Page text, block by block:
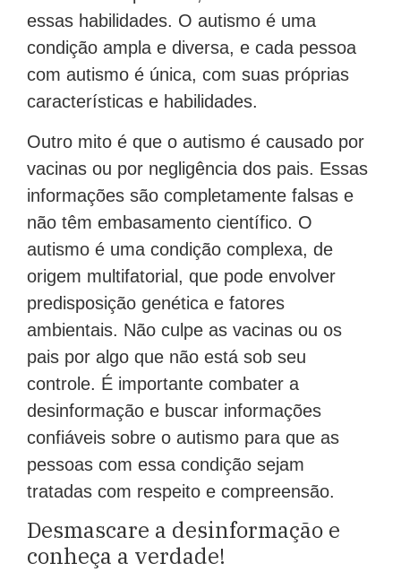
essas habilidades. O autismo é uma
condição ampla e diversa, e cada pessoa
com autismo é única, com suas próprias
características e habilidades.
Outro mito é que o autismo é causado por
vacinas ou por negligência dos pais. Essas
informações são completamente falsas e
não têm embasamento científico. O
autismo é uma condição complexa, de
origem multifatorial, que pode envolver
predisposição genética e fatores
ambientais. Não culpe as vacinas ou os
pais por algo que não está sob seu
controle. É importante combater a
desinformação e buscar informações
confiáveis sobre o autismo para que as
pessoas com essa condição sejam
tratadas com respeito e compreensão.
Desmascare a desinformação e
conheça a verdade!